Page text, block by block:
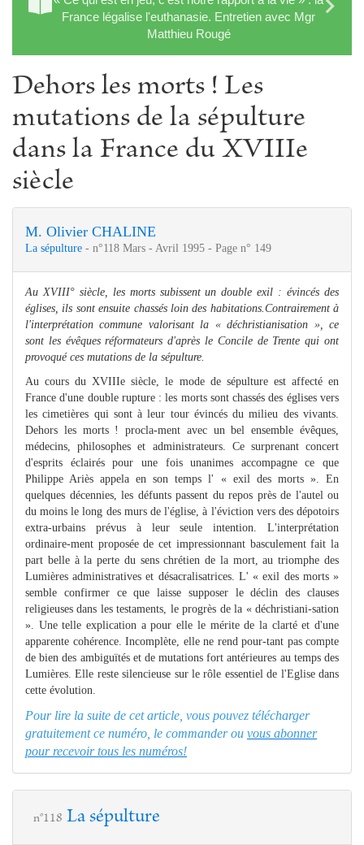
France légalise l'euthanasie. Entretien avec Mgr
Matthieu Rougé
Dehors les morts ! Les
mutations de la sépulture
dans la France du XVIIIe
siècle
M. Olivier CHALINE
La sépulture - n°118 Mars - Avril 1995 - Page n° 149
Au XVIII° siècle, les morts subissent un double exil : évincés des
églises, ils sont ensuite chassés loin des habitations. Contrairement à
l'interprétation commune valorisant la « déchristianisation », ce
sont les évêques réformateurs d'après le Concile de Trente qui ont
provoqué ces mutations de la sépulture.
Au cours du XVIIIe siècle, le mode de sépulture est affecté en
France d'une double rupture : les morts sont chassés des églises vers
les cimetières qui sont à leur tour évincés du milieu des vivants.
Dehors les morts ! procla-ment avec un bel ensemble évêques,
médecins, philosophes et administrateurs. Ce surprenant concert
d'esprits éclairés pour une fois unanimes accompagne ce que
Philippe Ariès appela en son temps l' « exil des morts ». En
quelques décennies, les défunts passent du repos près de l'autel ou
du moins le long des murs de l'église, à l'éviction vers des dépotoirs
extra-urbains prévus à leur seule intention. L'interprétation
ordinaire-ment proposée de cet impressionnant basculement fait la
part belle à la perte du sens chrétien de la mort, au triomphe des
Lumières administratives et désacralisatrices. L' « exil des morts »
semble confirmer ce que laisse supposer le déclin des clauses
religieuses dans les testaments, le progrès de la « déchristiani-sation
». Une telle explication a pour elle le mérite de la clarté et d'une
apparente cohérence. Incomplète, elle ne rend pour-tant pas compte
de bien des ambiguïtés et de mutations fort antérieures au temps des
Lumières. Elle reste silencieuse sur le rôle essentiel de l'Eglise dans
cette évolution.
Pour lire la suite de cet article, vous pouvez télécharger
gratuitement ce numéro, le commander ou vous abonner
pour recevoir tous les numéros!
n°118 La sépulture